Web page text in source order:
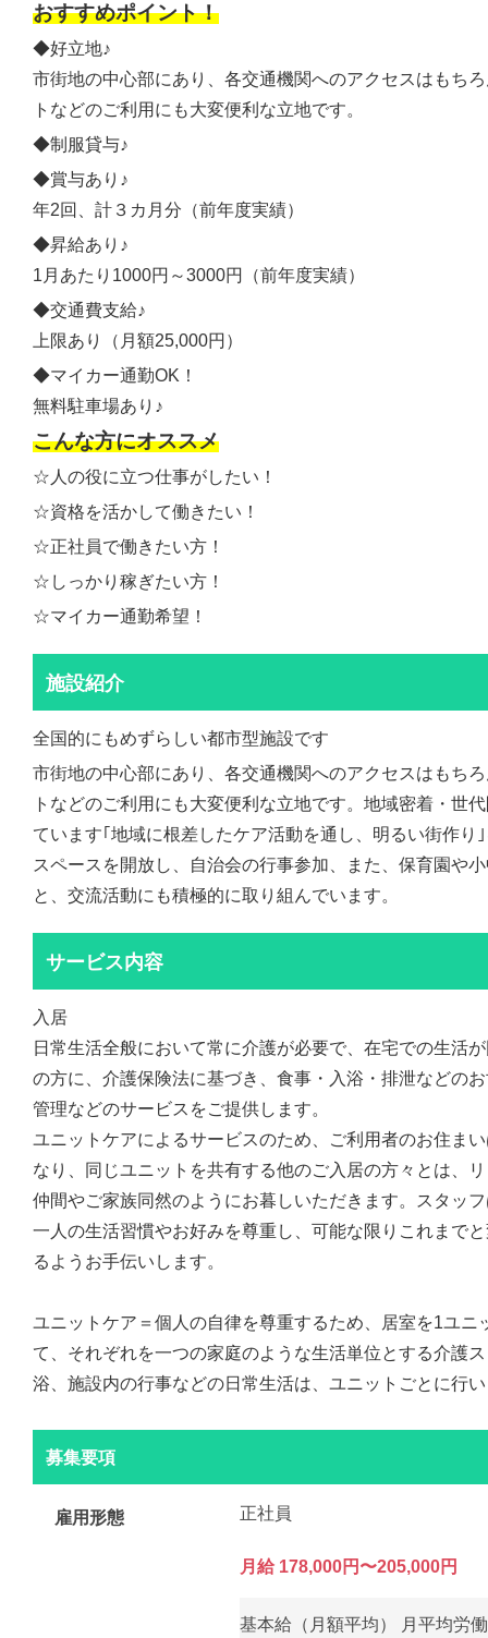
おすすめポイント！
◆好立地♪
市街地の中心部にあり、各交通機関へのアクセスはもち
トなどのご利用にも大変便利な立地です。
◆制服貸与♪
◆賞与あり♪
年2回、計３カ月分（前年度実績）
◆昇給あり♪
1月あたり1000円～3000円（前年度実績）
◆交通費支給♪
上限あり（月額25,000円）
◆マイカー通勤OK！
無料駐車場あり♪
こんな方にオススメ
☆人の役に立つ仕事がしたい！
☆資格を活かして働きたい！
☆正社員で働きたい方！
☆しっかり稼ぎたい方！
☆マイカー通勤希望！
施設紹介
全国的にもめずらしい都市型施設です
市街地の中心部にあり、各交通機関へのアクセスはもち
トなどのご利用にも大変便利な立地です。地域密着・世
ています｢地域に根差したケア活動を通し、明るい街作り
スペースを開放し、自治会の行事参加、また、保育園や
と、交流活動にも積極的に取り組んでいます。
サービス内容
入居
日常生活全般において常に介護が必要で、在宅での生活
の方に、介護保険法に基づき、食事・入浴・排泄などの
管理などのサービスをご提供します。
ユニットケアによるサービスのため、ご利用者のお住ま
なり、同じユニットを共有する他のご入居の方々とは、
仲間やご家族同然のようにお暮しいただきます。スタッ
一人の生活習慣やお好みを尊重し、可能な限りこれまで
るようお手伝いします。
ユニットケア＝個人の自律を尊重するため、居室を1ユニ
て、それぞれを一つの家庭のような生活単位とする介護
浴、施設内の行事などの日常生活は、ユニットごとに行
募集要項
雇用形態 正社員
月給 178,000円〜205,000円
基本給（月額平均） 月平均労